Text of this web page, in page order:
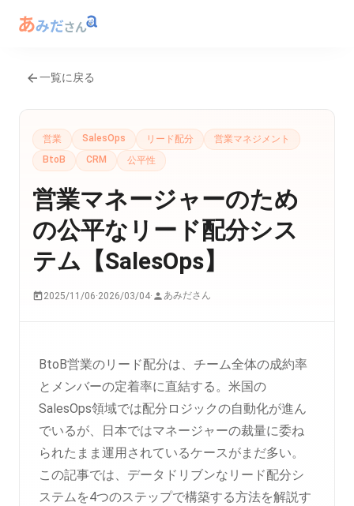
一覧に戻る
営業 SalesOps リード配分
営業マネジメント
BtoB
CRM 公平性
営業マネージャーのため
の公平なリード配分シス
テム【SalesOps】
2025/11/06·2026/03/04· あみださん
BtoB営業のリード配分は、チーム全体の成約率
とメンバーの定着率に直結する。米国の
SalesOps領域では配分ロジックの自動化が進ん
でいるが、日本ではマネージャーの裁量に委ね
られたまま運用されているケースがまだ多い。
この記事では、データドリブンなリード配分シ
ステムを4つのステップで構築する方法を解説す